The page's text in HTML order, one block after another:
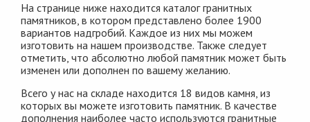
На странице ниже находится каталог гранитных
памятников, в котором представлено более 1900
вариантов надгробий. Каждое из них мы можем
изготовить на нашем производстве. Также следует
отметить, что абсолютно любой памятник может быть
изменен или дополнен по вашему желанию.
Всего у нас на складе находится 18 видов камня, из
которых вы можете изготовить памятник. В качестве
дополнения наиболее часто используются гранитные